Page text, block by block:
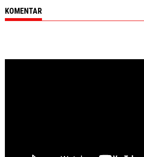
KOMENTAR